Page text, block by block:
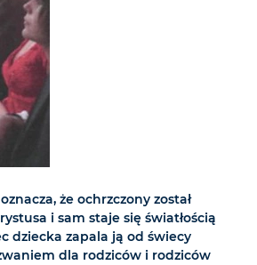
że ochrzczony został
i sam staje się światłością
dziecka zapala ją od świecy
dla rodziców i rodziców